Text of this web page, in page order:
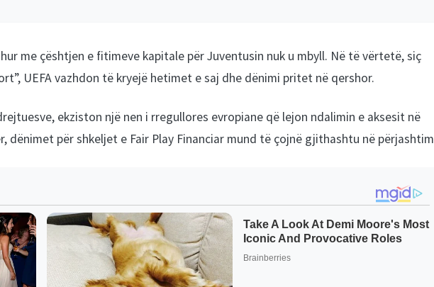
me çështjen e fitimeve kapitale për Juventusin nuk u mbyll. Në të vërtetë, siç
UEFA vazhdon të kryejë hetimet e saj dhe dënimi pritet në qershor.
ekziston një nen i rregullores evropiane që lejon ndalimin e aksesit në
dënimet për shkeljet e Fair Play Financiar mund të çojnë gjithashtu në